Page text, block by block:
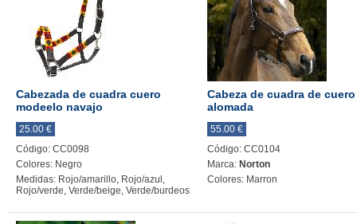
Cabezada de cuadra cuero
modeelo navajo
25.00 €
Código: CC0098
Colores: Negro
Medidas: Rojo/amarillo, Rojo/azul,
Rojo/verde, Verde/beige, Verde/burdeos
Cabeza de cuadra de cuero
alomada
55.00 €
Código: CC0104
Marca: Norton
Colores: Marron